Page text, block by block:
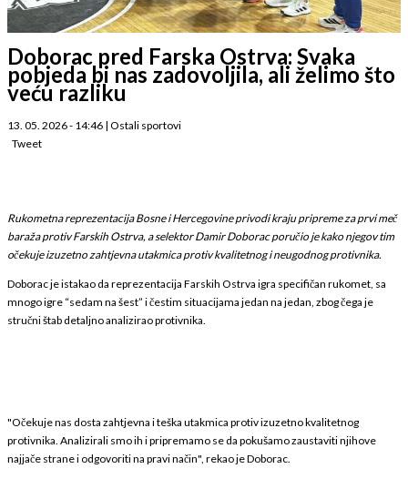
Doborac pred Farska Ostrva: Svaka
pobjeda bi nas zadovoljila, ali želimo što
veću razliku
13. 05. 2026 - 14:46 | Ostali sportovi
Tweet
Rukometna reprezentacija Bosne i Hercegovine privodi kraju pripreme za prvi meč
baraža protiv Farskih Ostrva, a selektor Damir Doborac poručio je kako njegov tim
očekuje izuzetno zahtjevna utakmica protiv kvalitetnog i neugodnog protivnika.
Doborac je istakao da reprezentacija Farskih Ostrva igra specifičan rukomet, sa
mnogo igre “sedam na šest” i čestim situacijama jedan na jedan, zbog čega je
stručni štab detaljno analizirao protivnika.
"Očekuje nas dosta zahtjevna i teška utakmica protiv izuzetno kvalitetnog
protivnika. Analizirali smo ih i pripremamo se da pokušamo zaustaviti njihove
najjače strane i odgovoriti na pravi način", rekao je Doborac.